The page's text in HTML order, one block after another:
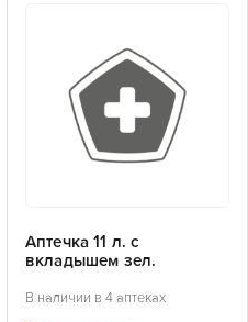
Аптечка 11 л. с
вкладышем зел.
В наличии в 4 аптеках